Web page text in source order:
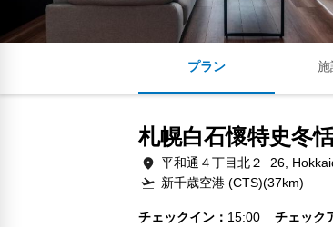
プラン 施
札幌白石懷特史冬
平和通４丁目北２−26,
新千歳空港 (CTS)(37km)
チェックイン 15:00 チェック